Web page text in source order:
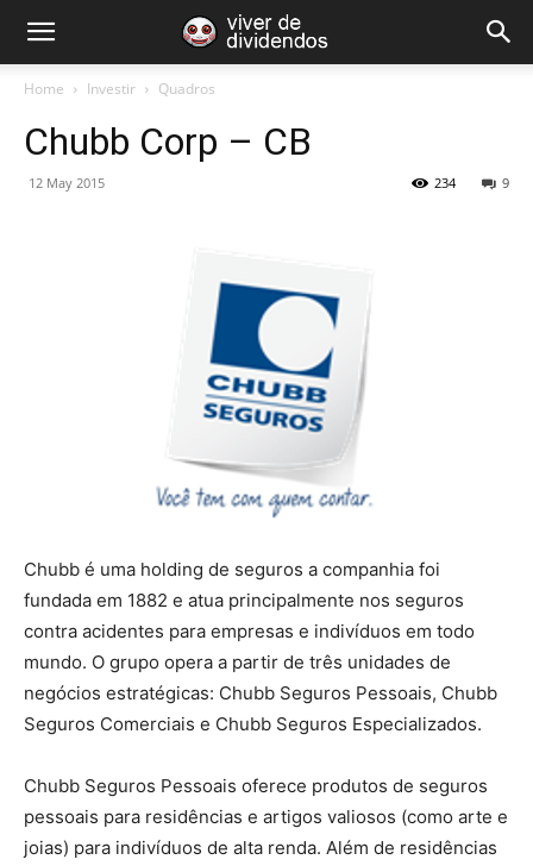
Home Investir Quadros
Chubb Corp – CB
12 May 2015 9
234
Chubb é uma holding de seguros a companhia foi
fundada em 1882 e atua principalmente nos seguros
contra acidentes para empresas e indivíduos em todo
mundo. O grupo opera a partir de três unidades de
negócios estratégicas: Chubb Seguros Pessoais, Chubb
Seguros Comerciais e Chubb Seguros Especializados.
Chubb Seguros Pessoais oferece produtos de seguros
pessoais para residências e artigos valiosos (como arte e
joias) para indivíduos de alta renda. Além de residências